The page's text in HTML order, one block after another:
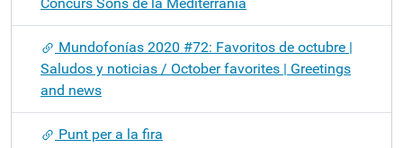
Mundofonías 2020 #72: Favoritos de octubre |
Saludos y noticias / October favorites | Greetings
and news
Punt per a la fira